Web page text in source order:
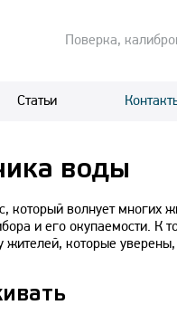
Поверка,
Статьи
воды
волнует многих
и его окупаемости. К
жителей, которые